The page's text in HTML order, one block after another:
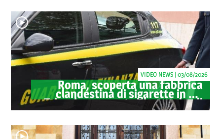
Roma, scoperta una fabbrica
clandestina di sigarette in via
Trigoria: sequestrati 1.350 kg di
tabacco
VIDEO NEWS | 03/08/2026